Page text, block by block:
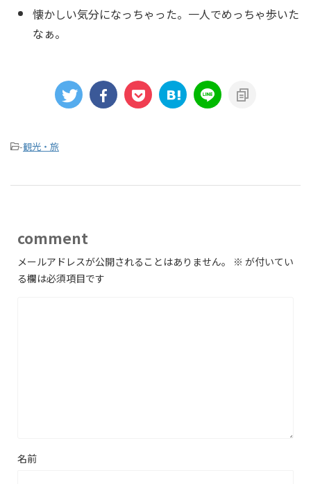
懐かしい気分になっちゃった。一人でめっちゃ歩いた
なぁ。
-観光・旅
comment
メールアドレスが公開されることはありません。 ※ が付いてい
る欄は必須項目です
名前